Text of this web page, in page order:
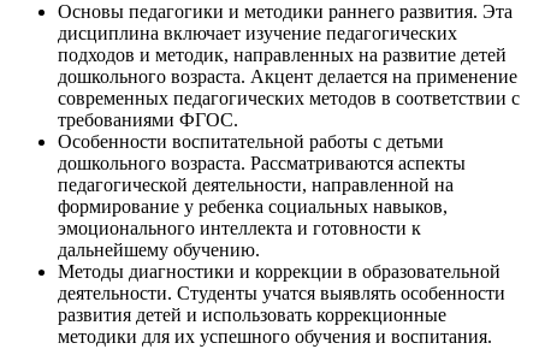
Основы педагогики и методики раннего развития. Эта
дисциплина включает изучение педагогических
подходов и методик, направленных на развитие детей
дошкольного возраста. Акцент делается на применение
современных педагогических методов в соответствии с
требованиями ФГОС.
Особенности воспитательной работы с детьми
дошкольного возраста. Рассматриваются аспекты
педагогической деятельности, направленной на
формирование у ребенка социальных навыков,
эмоционального интеллекта и готовности к
дальнейшему обучению.
Методы диагностики и коррекции в образовательной
деятельности. Студенты учатся выявлять особенности
развития детей и использовать коррекционные
методики для их успешного обучения и воспитания.